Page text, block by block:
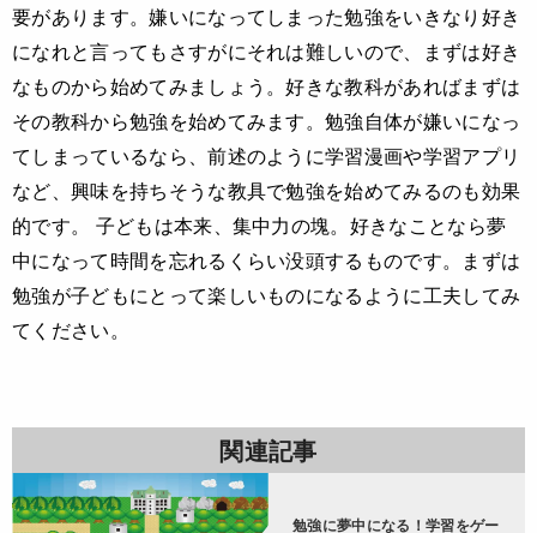
要があります。嫌いになってしまった勉強をいきなり好き
になれと言ってもさすがにそれは難しいので、まずは好き
なものから始めてみましょう。好きな教科があればまずは
その教科から勉強を始めてみます。勉強自体が嫌いになっ
てしまっているなら、前述のように学習漫画や学習アプリ
など、興味を持ちそうな教具で勉強を始めてみるのも効果
的です。 子どもは本来、集中力の塊。好きなことなら夢
中になって時間を忘れるくらい没頭するものです。まずは
勉強が子どもにとって楽しいものになるように工夫してみ
てください。
関連記事
勉強に夢中になる！学習をゲー